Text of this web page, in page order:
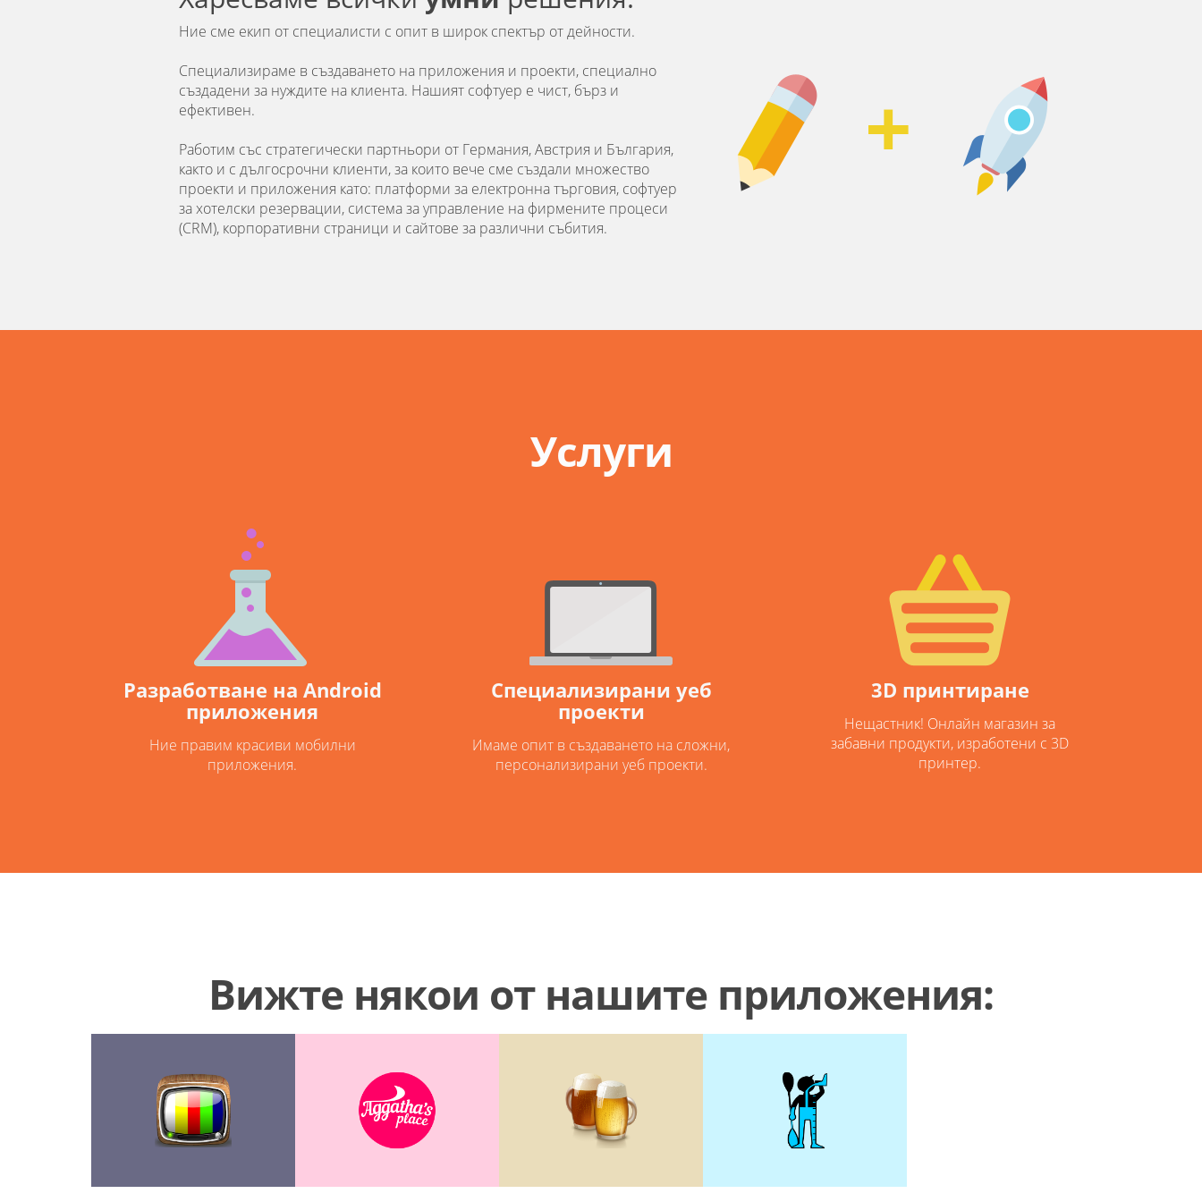
Ние сме екип от специалисти с опит в широк спектър от дейности.
Специализираме в създаването на приложения и проекти, специално
създадени за нуждите на клиента. Нашият софтуер е чист, бърз и
ефективен.
Работим със стратегически партньори от Германия, Австрия и България,
както и с дългосрочни клиенти, за които вече сме създали множество
проекти и приложения като: платформи за електронна търговия, софтуер
за хотелски резервации, система за управление на фирмените процеси
(CRM), корпоративни страници и сайтове за различни събития.
Услуги
Разработване на Android
приложения
Ние правим красиви мобилни
приложения.
Специализирани уеб
проекти
Имаме опит в създаването на сложни,
персонализирани уеб проекти.
3D принтиране
Нещастник! Онлайн магазин за
забавни продукти, изработени с 3D
принтер.
Вижте някои от нашите приложения: